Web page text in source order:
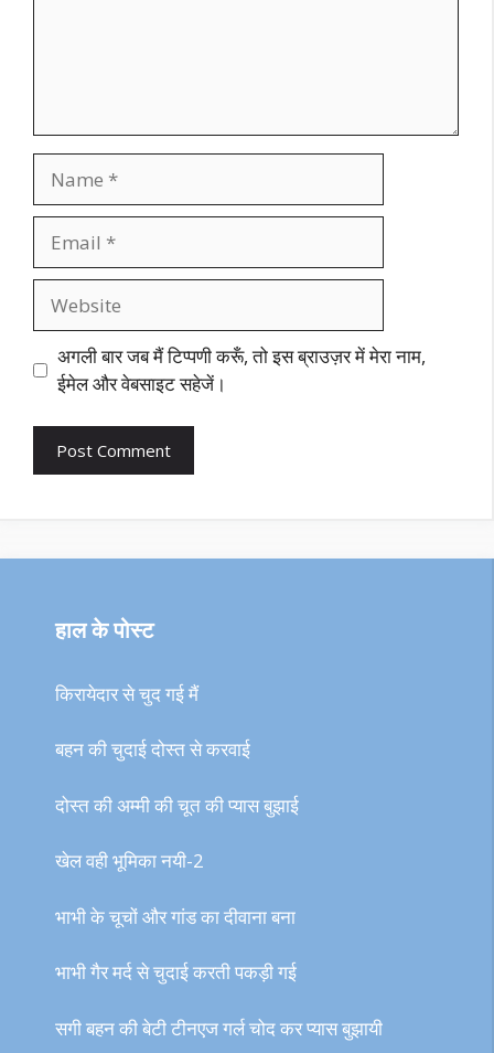
अगली बार जब मैं टिप्पणी करूँ, तो इस ब्राउज़र में मेरा नाम,
ईमेल और वेबसाइट सहेजें।
हाल के पोस्ट
किरायेदार से चुद गई मैं
बहन की चुदाई दोस्त से करवाई
दोस्त की अम्मी की चूत की प्यास बुझाई
खेल वही भूमिका नयी-2
भाभी के चूचों और गांड का दीवाना बना
भाभी गैर मर्द से चुदाई करती पकड़ी गई
सगी बहन की बेटी टीनएज गर्ल चोद कर प्यास बुझायी